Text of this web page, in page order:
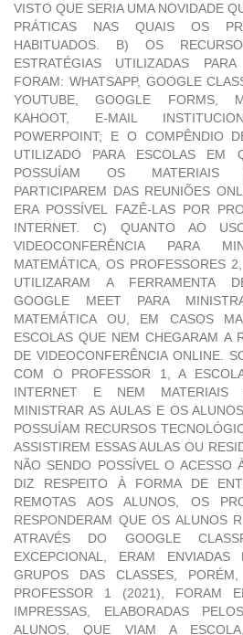
VISTO QUE SERIA UMA NOVIDADE
PRÁTICAS NAS QUAIS OS
HABITUADOS. B) OS
ESTRATÉGIAS UTILIZADAS
FORAM: WHATSAPP, GOOGLE
YOUTUBE, GOOGLE FORMS,
KAHOOT, E-MAIL
POWERPOINT; E O COMPÊNDIO
UTILIZADO PARA ESCOLAS EM
POSSUÍAM OS MATERIAIS
PARTICIPAREM DAS REUNIÕES
ERA POSSÍVEL FAZÊ-LAS POR
INTERNET. C) QUANTO AO
VIDEOCONFERÊNCIA PARA
MATEMÁTICA, OS PROFESSORES
UTILIZARAM A FERRAMENTA
GOOGLE MEET PARA
MATEMÁTICA OU, EM CASOS
ESCOLAS QUE NEM CHEGARAM A
DE VIDEOCONFERÊNCIA ONLINE.
COM O PROFESSOR 1, A
INTERNET E NEM MATERIAIS
MINISTRAR AS AULAS E OS
POSSUÍAM RECURSOS
ASSISTIREM ESSAS AULAS OU
NÃO SENDO POSSÍVEL O ACESSO
DIZ RESPEITO À FORMA DE
REMOTAS AOS ALUNOS, OS
RESPONDERAM QUE OS ALUNOS
ATRAVÉS DO GOOGLE
EXCEPCIONAL, ERAM
GRUPOS DAS CLASSES,
PROFESSOR 1 (2021), FORAM
IMPRESSAS, ELABORADAS
ALUNOS, QUE VIAM A